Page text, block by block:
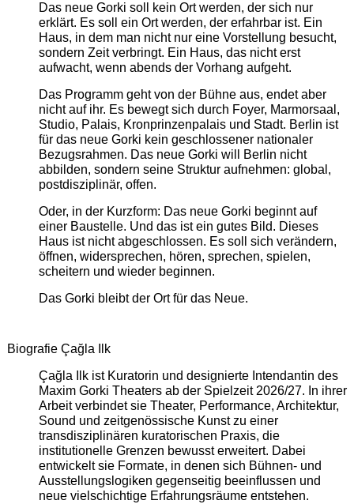
Das neue Gorki soll kein Ort werden, der sich nur
erklärt. Es soll ein Ort werden, der erfahrbar ist. Ein
Haus, in dem man nicht nur eine Vorstellung besucht,
sondern Zeit verbringt. Ein Haus, das nicht erst
aufwacht, wenn abends der Vorhang aufgeht.
Das Programm geht von der Bühne aus, endet aber
nicht auf ihr. Es bewegt sich durch Foyer, Marmorsaal,
Studio, Palais, Kronprinzenpalais und Stadt. Berlin ist
für das neue Gorki kein geschlossener nationaler
Bezugsrahmen. Das neue Gorki will Berlin nicht
abbilden, sondern seine Struktur aufnehmen: global,
postdisziplinär, offen.
Oder, in der Kurzform: Das neue Gorki beginnt auf
einer Baustelle. Und das ist ein gutes Bild. Dieses
Haus ist nicht abgeschlossen. Es soll sich verändern,
öffnen, widersprechen, hören, sprechen, spielen,
scheitern und wieder beginnen.
Das Gorki bleibt der Ort für das Neue.
Biografie Çağla Ilk
Çağla Ilk ist Kuratorin und designierte Intendantin des
Maxim Gorki Theaters ab der Spielzeit 2026/27. In ihrer
Arbeit verbindet sie Theater, Performance, Architektur,
Sound und zeitgenössische Kunst zu einer
transdisziplinären kuratorischen Praxis, die
institutionelle Grenzen bewusst erweitert. Dabei
entwickelt sie Formate, in denen sich Bühnen- und
Ausstellungslogiken gegenseitig beeinflussen und
neue vielschichtige Erfahrungsräume entstehen.